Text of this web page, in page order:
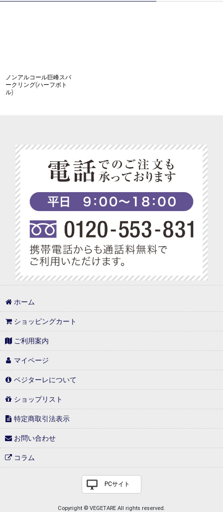
ノンアルコール巨峰スパ
ークリング(ハーフボト
ル)
ホーム
ショッピングカート
ご利用案内
マイページ
ベジターレについて
ショップリスト
特定商取引法表示
お問い合わせ
コラム
PCサイト
Copyright © VEGETARE All rights reserved.